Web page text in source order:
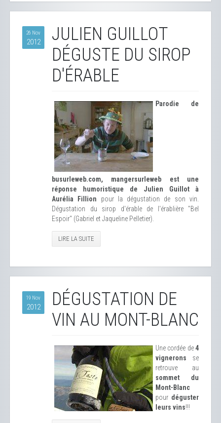
26 Nov
2012
JULIEN GUILLOT
DÉGUSTE DU SIROP
D'ÉRABLE
Parodie de
busurleweb.com, mangersurleweb est une
réponse humoristique de Julien Guillot à
Aurélia Fillion pour la dégustation de son vin.
Dégustation du sirop d'érable de l'érablière "Bel
Espoir" (Gabriel et Jaqueline Pelletier).
LIRE LA SUITE
19 Nov
2012
DÉGUSTATION DE
VIN AU MONT-BLANC
Une cordée de4
vignerons se
retrouve au
sommet du
Mont-Blanc
pour déguster
leurs vins!!!